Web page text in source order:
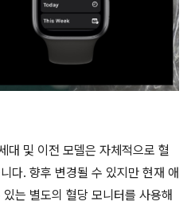
대 및 이전 모델은 자체적으로 혈
다. 향후 변경될 수 있지만 현재 애
는 별도의 혈당 모니터를 사용해